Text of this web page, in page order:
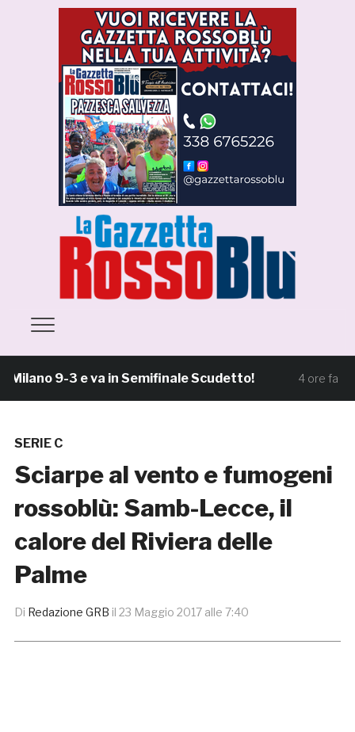
9-3 e va in Semifinale Scudetto! 4 ore fa
SERIE C
Sciarpe al vento e fumogeni
rossoblù: Samb-Lecce, il
calore del Riviera delle
Palme
Di Redazione GRB il 23 Maggio 2017 alle 7:40